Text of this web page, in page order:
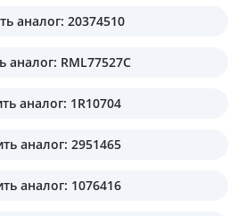
аналог: 20374510
аналог: RML77527C
аналог: 1R10704
аналог: 2951465
аналог: 1076416